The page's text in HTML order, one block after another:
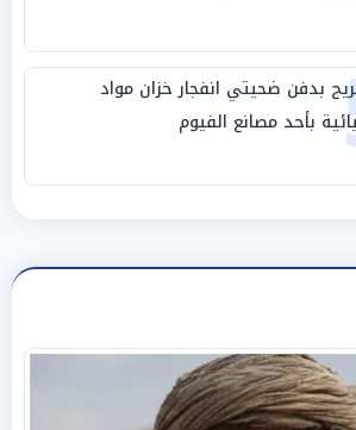
بدفن ضحيتي انفجار خزان مواد
بأحد مصانع الفيوم